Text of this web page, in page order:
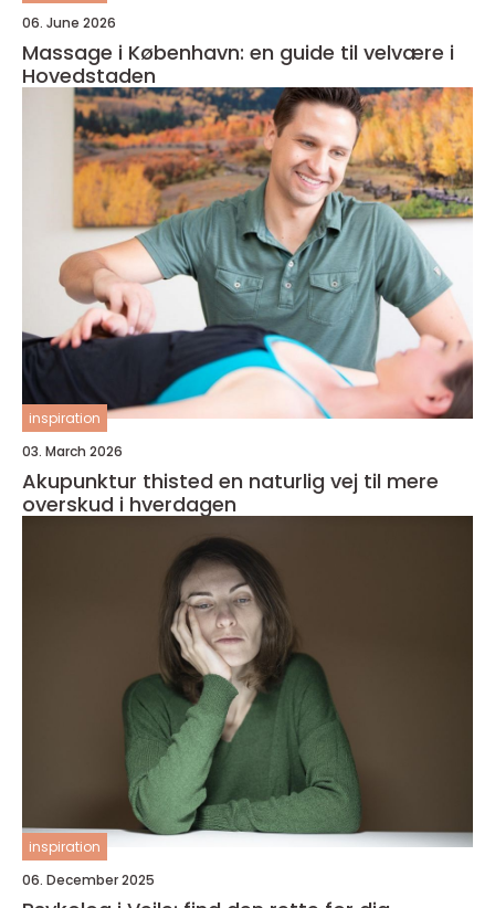
06. June 2026
Massage i København: en guide til velvære i
Hovedstaden
inspiration
03. March 2026
Akupunktur thisted en naturlig vej til mere
overskud i hverdagen
inspiration
06. December 2025